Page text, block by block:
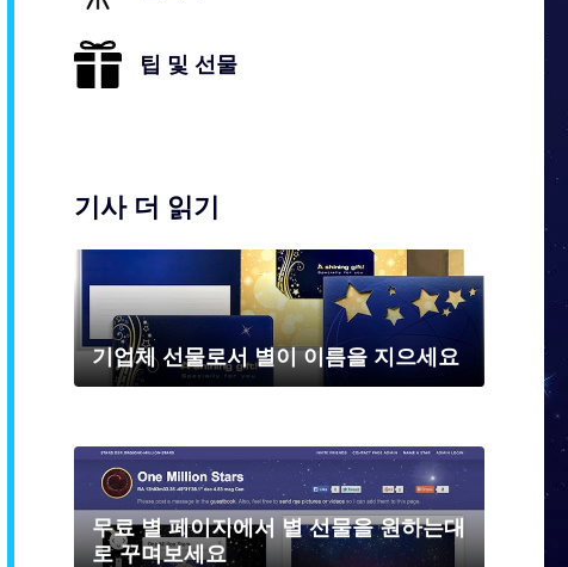
팁 및 선물
기사 더 읽기
기업체 선물로서 별이 이름을 지으세요
무료 별 페이지에서 별 선물을 원하는대
로 꾸며보세요